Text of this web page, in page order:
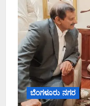
ಬೆಂಗಳೂರು ನಗರ